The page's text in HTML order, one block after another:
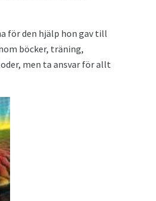
för den hjälp hon gav till
böcker, träning,
men ta ansvar för allt